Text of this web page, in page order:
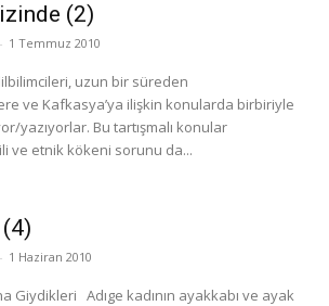
(2)
- 1 Temmuz 2010
uzun bir süreden
ve Kafkasya’ya ilişkin konularda birbiriyle
yazıyorlar. Bu tartışmalı konular
ve etnik kökeni sorunu da...
- 1 Haziran 2010
Giydikleri Adıge kadının ayakkabı ve ayak